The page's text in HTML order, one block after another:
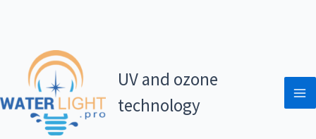
UV and ozone
technology